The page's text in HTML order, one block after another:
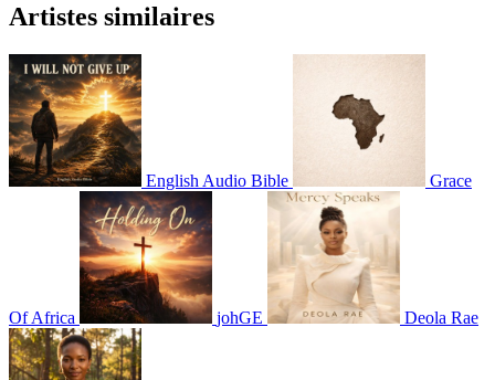
Artistes similaires
English Audio Bible Grace
Of Africa johGE Deola Rae